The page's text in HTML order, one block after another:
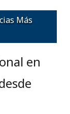
Más
en